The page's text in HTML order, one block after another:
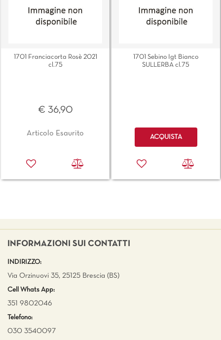
1701 Franciacorta Rosè 2021
cl.75
€ 36,90
Articolo Esaurito
1701 Sebino Igt Bianco
SULLERBA cl.75
Quantità
ACQUISTA
INFORMAZIONI SUI CONTATTI
INDIRIZZO:
Via Orzinuovi 35, 25125 Brescia (BS)
Cell Whats App:
351 9802046
Telefono:
030 3540097